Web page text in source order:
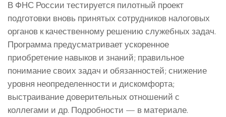
В ФНС России тестируется пилотный проект
подготовки вновь принятых сотрудников налоговых
органов к качественному решению служебных задач.
Программа предусматривает ускоренное
приобретение навыков и знаний; правильное
понимание своих задач и обязанностей; снижение
уровня неопределенности и дискомфорта;
выстраивание доверительных отношений с
коллегами и др. Подробности — в материале.